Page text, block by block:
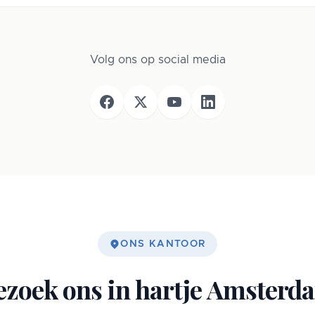
Volg ons op social media
ONS KANTOOR
ons in hartje